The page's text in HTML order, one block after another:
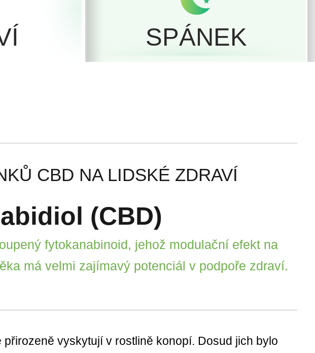
SPÁNEK
CBD NA LIDSKÉ ZDRAVÍ
(CBD)
fytokanabinoid, jehož modulační efekt na
má velmi zajímavý potenciál v podpoře zdraví.
vyskytují v rostlině konopí. Dosud jich bylo